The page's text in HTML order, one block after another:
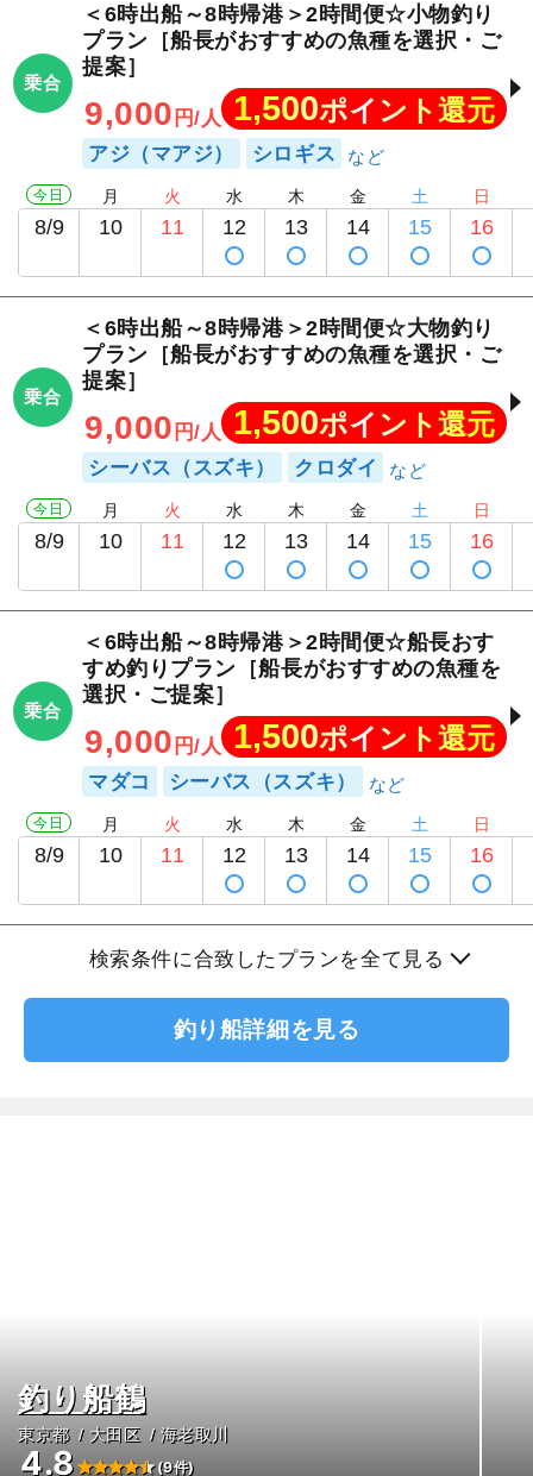
乗合
＜6時出船～8時帰港＞2時間便☆小物釣り
プラン［船長がおすすめの魚種を選択・ご
提案］
9,000 円/人 1,500ポイント還元
アジ（マアジ） シロギス
今日
8/9
月
10
火
11
水
12
木
13
金
14
土
15
日
16
乗合
＜6時出船～8時帰港＞2時間便☆大物釣り
プラン［船長がおすすめの魚種を選択・ご
提案］
9,000 円/人 1,500ポイント還元
シーバス（スズキ） クロダイ
今日
8/9
月
10
火
11
水
12
木
13
金
14
土
15
日
16
乗合
＜6時出船～8時帰港＞2時間便☆船長おす
すめ釣りプラン［船長がおすすめの魚種を
選択・ご提案］
9,000 円/人 1,500ポイント還元
マダコ シーバス（スズキ）
今日
8/9
月
10
火
11
水
12
木
13
金
14
土
15
日
16
検索条件に合致したプランを全て見る
釣り船詳細を見る
釣り船鶴
東京都 大田区 海老取川
4.8 (9件)